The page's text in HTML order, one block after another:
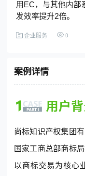
全国统一客服热线
4001-
© 2013-2023
用EC，与其他内部
发效率提升2倍。
企业服务 0
案例详情
尚标知识产权集团
国家工商总部商标
以商标交易为核心